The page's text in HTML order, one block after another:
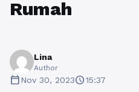
Rumah
Lina
Author
calendar_todayNov 30, 2023schedule15:37